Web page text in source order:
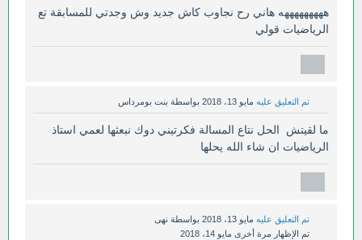
هههههههههه هاني رح نجاوب كاش جديد وش وجدتي للمسابقة تع
الرياضيات قولي
تم التعليق عليه مايو 13، 2018 بواسطة بنت بومرداس
ما لقيتش الحل نتاع المسالة فكرتيني دوك نبعثها لعمي استاذ
الرياضيات ان شاء الله يحلها
تم التعليق عليه مايو 13، 2018 بواسطة نهى
تم الإظهار مرة أخرى مايو 14، 2018